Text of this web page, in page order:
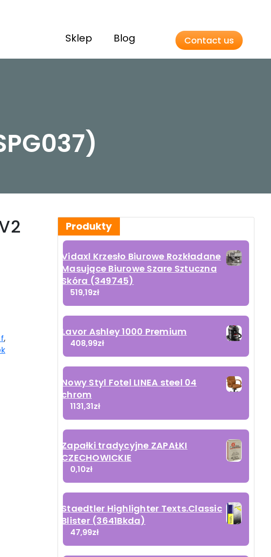
Sklep Blog Contact us
,
Produkty
Vidaxl Krzesło Biurowe Rozkładane
Masujące Biurowe Szare Sztuczna
Skóra (349745)
519,19zł
Lavor Ashley 1000 Premium
408,99zł
Nowy Styl Fotel LINEA steel 04
chrom
1131,31zł
Zapałki tradycyjne ZAPAŁKI
CZECHOWICKIE
0,10zł
Staedtler Highlighter Texts.Classic
Blister (3641Bkda)
47,99zł